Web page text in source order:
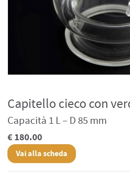
Capitello cieco con
Capacità 1 L – D 85 mm
€ 180.00
Vai alla scheda